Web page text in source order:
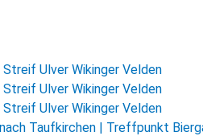
Ulver Wikinger Velden
Ulver Wikinger Velden
Ulver Wikinger Velden
Taufkirchen | Treffpunkt